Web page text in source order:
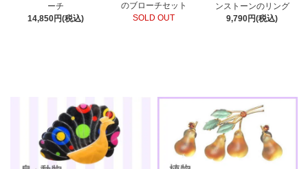
ーチ
14,850円(税込)
のブローチセット
SOLD OUT
ンストーンのリング
9,790円(税込)